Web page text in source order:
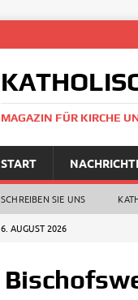
MAGAZIN FÜR KIRCHE
START
SCHREIBEN SIE UNS
6. AUGUST 2026